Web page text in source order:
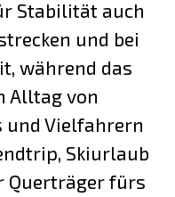
Stabilität auch
und bei
während das
Alltag von
und Vielfahrern
Skiurlaub
Querträger fürs